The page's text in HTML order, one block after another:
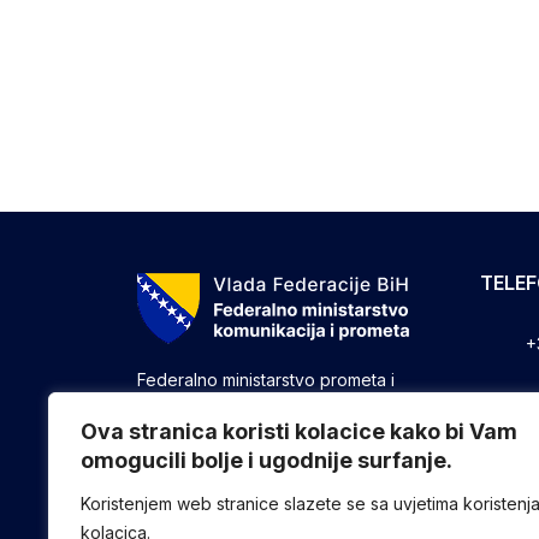
Ova stranica koristi kolacice kako bi Vam
omogucili bolje i ugodnije surfanje.
Koristenjem web stranice slazete se sa uvjetima koristenja
kolacica.
Federalno ministarstvo prometa i
druge poslove utvrđene zakonom koji
se odnose na ostvarivanje nadležnosti
Federacije u oblasti prometa i
komunikacija.